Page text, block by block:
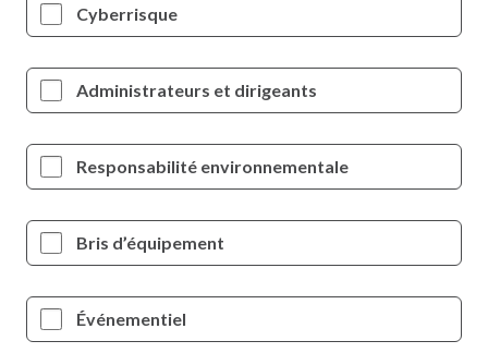
Cyberrisque
Administrateurs et dirigeants
Responsabilité environnementale
Bris d’équipement
Événementiel